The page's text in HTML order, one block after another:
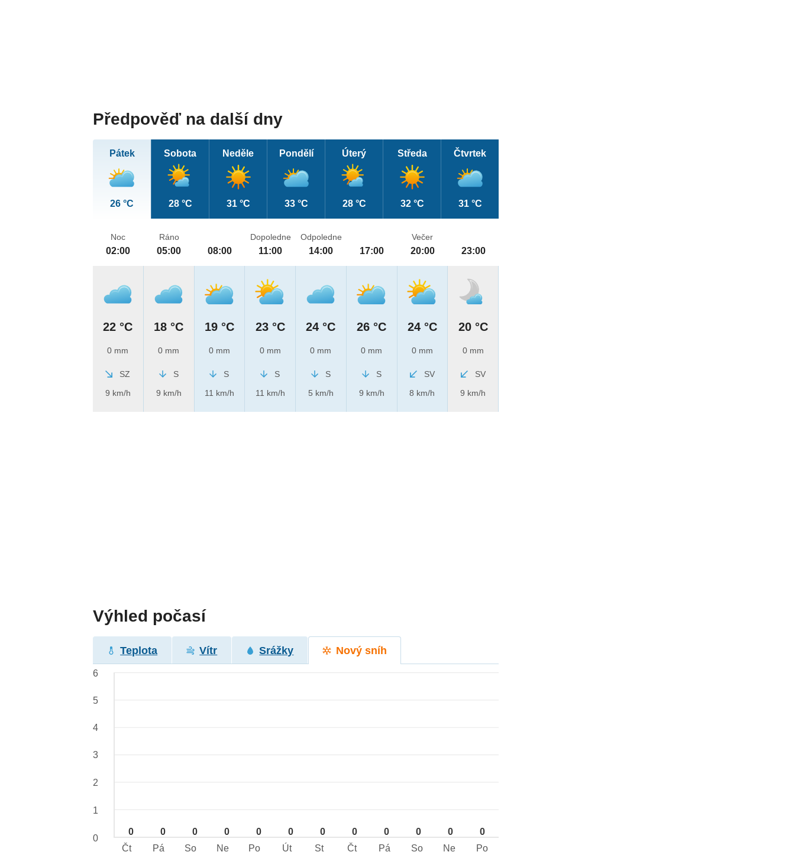
Předpověď na další dny
Pátek
26 °C
Sobota
28 °C
Neděle
31 °C
Pondělí
33 °C
Úterý
28 °C
Středa
32 °C
Čtvrtek
31 °C
Noc
02:00
22 °C
0 mm
SZ
9 km/h
Ráno
05:00
18 °C
0 mm
S
9 km/h
08:00
19 °C
0 mm
S
11 km/h
Dopoledne
11:00
23 °C
0 mm
S
11 km/h
Odpoledne
14:00
24 °C
0 mm
S
5 km/h
17:00
26 °C
0 mm
S
9 km/h
Večer
20:00
24 °C
0 mm
SV
8 km/h
23:00
20 °C
0 mm
SV
9 km/h
Výhled počasí
Teplota Vítr Srážky Nový sníh
0 0 0 0 0 0 0 0 0 0 0 0
6
5
4
3
2
1
0
Čt
Pá So Ne Po Út St Čt Pá So Ne Po